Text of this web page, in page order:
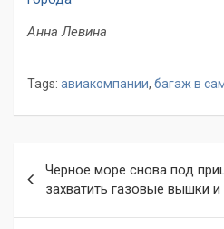
Анна Левина
Tags: авиакомпании, багаж в
по
записям
Черное море снова под
захватить газовые вышки